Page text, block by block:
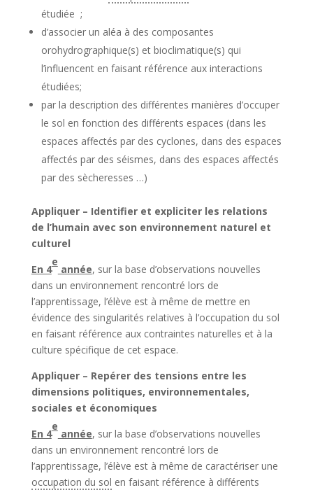
étudiée ;
d’associer un aléa à des composantes
orohydrographique(s) et bioclimatique(s) qui
l’influencent en faisant référence aux interactions
étudiées;
par la description des différentes manières d’occuper
le sol en fonction des différents espaces (dans les
espaces affectés par des cyclones, dans des espaces
affectés par des séismes, dans des espaces affectés
par des sècheresses …)
Appliquer – Identifier et expliciter les relations
de l’humain avec son environnement naturel et
culturel
En 4
e
année, sur la base d’observations nouvelles
dans un environnement rencontré lors de
l’apprentissage, l’élève est à même de mettre en
évidence des singularités relatives à l’occupation du sol
en faisant référence aux contraintes naturelles et à la
culture spécifique de cet espace.
Appliquer – Repérer des tensions entre les
dimensions politiques, environnementales,
sociales et économiques
En 4
e
année, sur la base d’observations nouvelles
dans un environnement rencontré lors de
l’apprentissage, l’élève est à même de caractériser une
occupation du sol en faisant référence à différents